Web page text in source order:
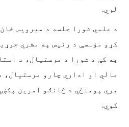
لري.
د علمي شورا جلسه د میرویس
کړو مؤسسې د رئیس په مشري
په کې د شورا د مرستیال، د
مالي او اداري چارو مرستيال،
هري پوهنځي د څانګو آمرین
کوي.